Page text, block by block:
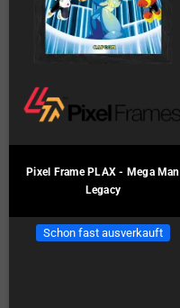
Pixel Frame PLAX - Mega Man
Legacy
Schon fast ausverkauft